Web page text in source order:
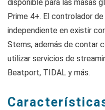
disponible para las masas
Prime 4+. El controlador
independiente en existir
Stems, además de contar
utilizar servicios de
Beatport, TIDAL y más.